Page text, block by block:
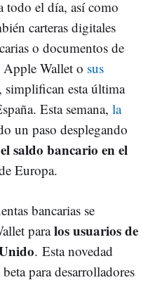
todo el día, así como
carteras digitales
o documentos de
Wallet o sus
, simplifican esta última
Esta semana, la
un paso desplegando
saldo bancario en el
Europa.
bancarias se
paralos usuarios de
. Esta novedad
para desarrolladores